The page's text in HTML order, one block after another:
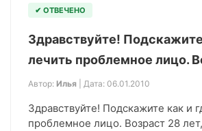
✔ ОТВЕЧЕНО
Здравствуйте!
лечить проблемное лицо.
Автор: Илья | Дата: 06.01.2010
Здравствуйте! Подскажите как и
проблемное лицо. Возраст 28